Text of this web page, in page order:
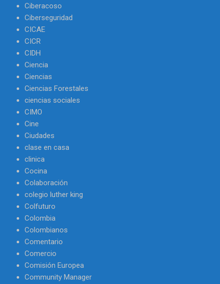
Ciberacoso
Ciberseguridad
CICAE
CICR
CIDH
Ciencia
Ciencias
Ciencias Forestales
ciencias sociales
CIMO
Cine
Ciudades
clase en casa
clinica
Cocina
Colaboración
colegio luther king
Colfuturo
Colombia
Colombianos
Comentario
Comercio
Comisión Europea
Community Manager